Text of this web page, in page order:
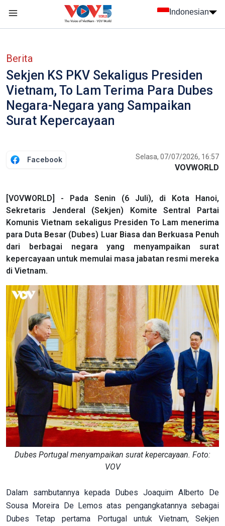
Indonesian
Berita
Sekjen KS PKV Sekaligus Presiden
Vietnam, To Lam Terima Para Dubes
Negara-Negara yang Sampaikan
Surat Kepercayaan
Facebook Selasa, 07/07/2026, 16:57
VOVWORLD
[VOVWORLD] - Pada Senin (6 Juli), di Kota Hanoi,
Sekretaris Jenderal (Sekjen) Komite Sentral Partai
Komunis Vietnam sekaligus Presiden To Lam menerima
para Duta Besar (Dubes) Luar Biasa dan Berkuasa Penuh
dari berbagai negara yang menyampaikan surat
kepercayaan untuk memulai masa jabatan resmi mereka
di Vietnam.
Dubes Portugal menyampaikan surat kepercayaan. Foto:
VOV
Dalam sambutannya kepada Dubes Joaquim Alberto De
Sousa Moreira De Lemos atas pengangkatannya sebagai
Dubes Tetap pertama Portugal untuk Vietnam, Sekjen